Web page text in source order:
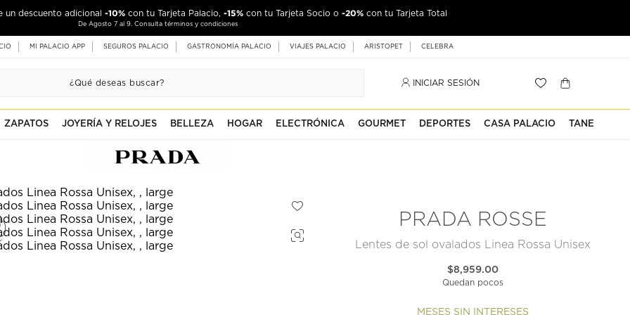
un descuento adicional -10% con tu Tarjeta Palacio, -15% con tu Tarjeta Socio o -20% con tu Tarjeta Total
De Agosto 7 al 9. Consulta términos y condiciones
MI PALACIO APP SEGUROS PALACIO GASTRONOMÍA PALACIO VIAJES PALACIO ARISTOPET CELEBRA
INICIAR SESIÓN
ZAPATOS JOYERÍA Y RELOJES BELLEZA HOGAR ELECTRÓNICA GOURMET DEPORTES CASA PALACIO TANE
PRADA ROSSE
Lentes de sol ovalados Linea Rossa Unisex
$8,959.00
Quedan pocos
MESES SIN INTERESES